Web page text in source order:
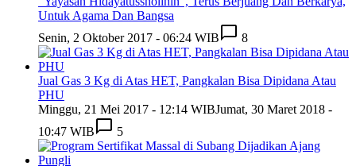
Untuk Agama Dan Bangsa
Senin, 2 Oktober 2017 - 06:24 WIB
8
Jual Gas 3 Kg di Atas HET, Pangkalan Bisa Dipidana Atau
PHU
Minggu, 21 Mei 2017 - 12:14 WIBJumat, 30 Maret 2018 -
10:47 WIB
5